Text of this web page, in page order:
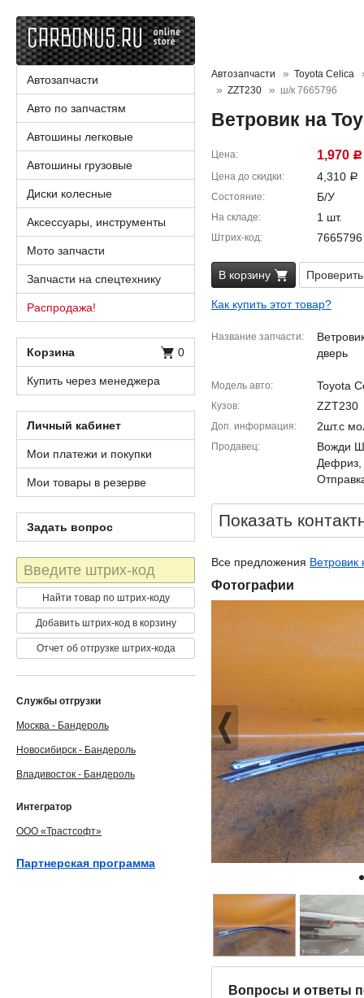
Автозапчасти
Toyota Celica
ZZT230
ш/к 7665796
Ветровик на
Цена 1,970 Р
Цена до скидки 4,310 Р
Состояние Б/У
На складе 1 шт.
Штрих-код 7665796
В корзину
Как купить этот товар?
Название запчасти
дверь
Модель авто Toyota
Кузов ZZT230
Доп. информация 2шт.с
Продавец
Вожди
Дефриз,
Показать
Все предложения Ветровик
Фотографии
Вопросы и ответы
Автозапчасти
Авто по запчастям
Автошины легковые
Автошины грузовые
Диски колесные
Аксессуары, инструменты
Мото запчасти
Запчасти на спецтехнику
Распродажа!
Корзина 0
Купить через менеджера
Личный кабинет
Мои платежи и покупки
Мои товары в резерве
Задать вопрос
Штрих-
код
Найти товар по штрих-коду
Добавить штрих-код в корзину
Отчет об отгрузке штрих-кода
Службы отгрузки
Москва - Бандероль
Новосибирск - Бандероль
Владивосток - Бандероль
Интегратор
ООО «Трастсофт»
Партнерская программа